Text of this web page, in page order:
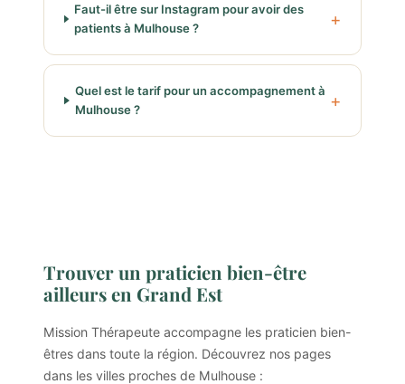
Faut-il être sur Instagram pour avoir des
patients à Mulhouse ?
Quel est le tarif pour un accompagnement à
Mulhouse ?
Trouver un praticien bien-être
ailleurs en Grand Est
Mission Thérapeute accompagne les praticien bien-
êtres dans toute la région. Découvrez nos pages
dans les villes proches de Mulhouse :